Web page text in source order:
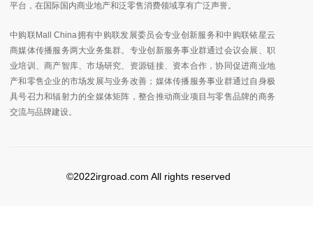
平台，在国际国内商业地产和泛零售消费领域享有广泛声誉。
中购联Mall China拥有中购联发展委员会专业创新服务和中购联铱星云
商媒体传播服务两大业务集群。专业创新服务事业群通过会议会展、职
业培训、商产智库、市场研究、资源链接、资本合作，协同促进商业地
产和零售企业的市场发展与业务改善；媒体传播服务事业群通过自身极
具号召力和辐射力的全媒体矩阵，整合推动商业项目与零售品牌的商务
交流与品牌建设。
©2022irgroad.com All rights reserved